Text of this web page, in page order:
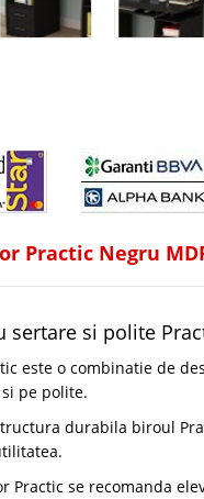
Practic Negru
si polite
este o combinatie de
pe polite.
durabila biroul
Practic se recomanda